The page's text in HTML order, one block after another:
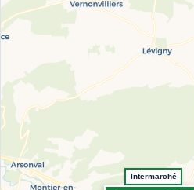
Intermarché